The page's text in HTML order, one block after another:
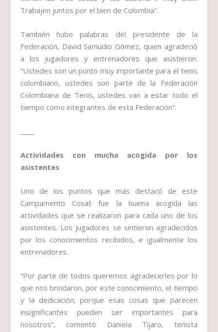
Trabajen juntos por el bien de Colombia”.
También hubo palabras del presidente de la
Federación, David Samudio Gómez, quien agradeció
a los jugadores y entrenadores que asistieron.
“Ustedes son un punto muy importante para el tenis
colombiano, ustedes son parte de la Federación
Colombiana de Tenis, ustedes van a estar todo el
tiempo como integrantes de esta Federación”.
Actividades con mucha acogida por los
asistentes
Uno de los puntos que más destacó de este
Campamento Cosat fue la buena acogida las
actividades que se realizaron para cada uno de los
asistentes. Los jugadores se sintieron agradecidos
por los conocimientos recibidos, e igualmente los
entrenadores.
“Por parte de todos queremos agradecerles por lo
que nos brindaron, por este conocimiento, el tiempo
y la dedicación; porque esas cosas que parecen
insignificantes pueden ser importantes para
nosotros”, comentó Daniela Tijaro, tenista